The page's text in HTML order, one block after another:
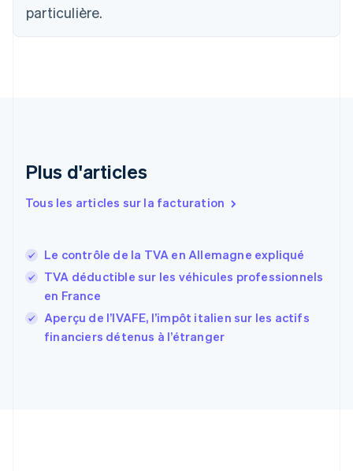
particulière.
Plus d'articles
Tous les articles sur la facturation
Le contrôle de la TVA en Allemagne expliqué
TVA déductible sur les véhicules professionnels
en France
Aperçu de l’IVAFE, l’impôt italien sur les actifs
financiers détenus à l’étranger
Chypre
Croatie
Estonie
États-Unis
EnglishSvenska
FrançaisEnglish
Gibraltar
English
Grèce